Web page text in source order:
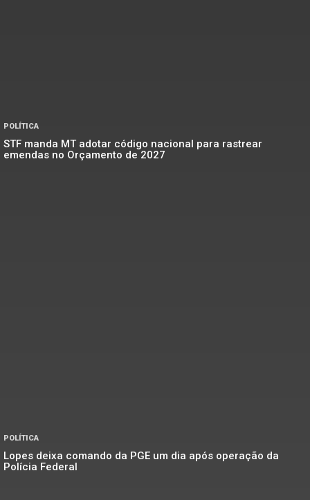
POLÍTICA
STF manda MT adotar código nacional para rastrear
emendas no Orçamento de 2027
POLÍTICA
Lopes deixa comando da PGE um dia após operação da
Polícia Federal